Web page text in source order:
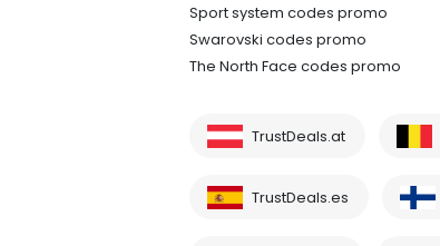
Sport system codes promo
Swarovski codes promo
The North Face codes promo
TrustDeals.at
TrustDeals.es